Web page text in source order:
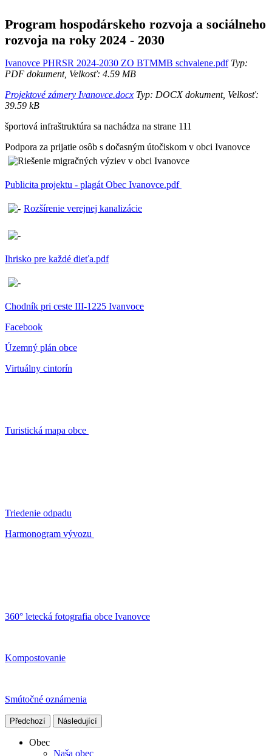
Program hospodárskeho rozvoja a sociálneho
rozvoja na roky 2024 - 2030
Ivanovce PHRSR 2024-2030 ZO BTMMB schvalene.pdfTyp:
PDF dokument, Velkosť: 4.59 MB
Projektové zámery Ivanovce.docx Typ: DOCX dokument, Velkosť:
39.59 kB
športová infraštruktúra sa nachádza na strane 111
Podpora za prijatie osôb s dočasným útočiskom v obci Ivanovce
Publicita projektu - plagát Obec Ivanovce.pdf
Rozšírenie verejnej kanalizácie
Ihrisko pre každé dieťa.pdf
Chodník pri ceste III-1225 Ivanvoce
Facebook
Územný plán obce
Virtuálny cintorín
Turistická mapa obce
Triedenie odpadu
Harmonogram vývozu
360° letecká fotografia obce Ivanovce
Kompostovanie
Smútočné oznámenia
Předchozí Následující
Obec
Naša obec